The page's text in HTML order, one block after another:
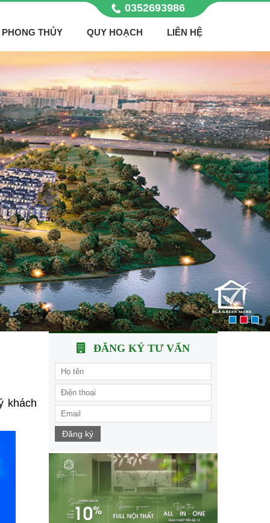
0352693986
PHONG THỦY QUY HOẠCH LIÊN HỆ
khách
ĐĂNG KÝ TƯ VẤN
Đăng ký